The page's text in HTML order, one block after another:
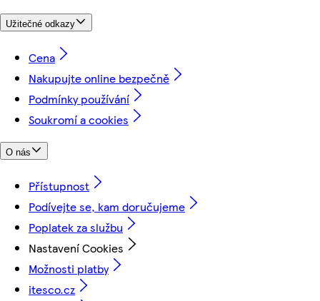
Užitečné odkazy
Cena
Nakupujte online bezpečně
Podmínky používání
Soukromí a cookies
O nás
Přístupnost
Podívejte se, kam doručujeme
Poplatek za službu
Nastavení Cookies
Možnosti platby
itesco.cz